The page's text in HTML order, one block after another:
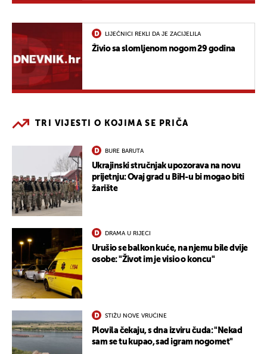
LIJEČNICI REKLI DA JE ZACIJELILA
Živio sa slomljenom nogom 29 godina
TRI VIJESTI O KOJIMA SE PRIČA
BURE BARUTA
Ukrajinski stručnjak upozorava na novu
prijetnju: Ovaj grad u BiH-u bi mogao biti
žarište
DRAMA U RIJECI
Urušio se balkon kuće, na njemu bile dvije
osobe: "Život im je visio o koncu"
STIŽU NOVE VRUĆINE
Plovila čekaju, s dna izviru čuda: "Nekad
sam se tu kupao, sad igram nogomet"